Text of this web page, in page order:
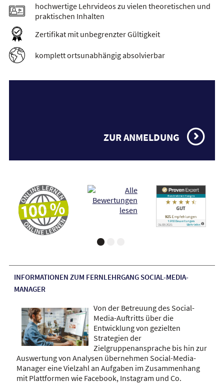
hochwertige Lehrvideos zu vielen theoretischen und
praktischen Inhalten
Zertifikat mit unbegrenzter Gültigkeit
komplett ortsunabhängig absolvierbar
ZUR ANMELDUNG
INFORMATIONEN ZUM FERNLEHRGANG SOCIAL-MEDIA-
MANAGER
Von der Betreuung des Social-
Media-Auftritts über die
Entwicklung von gezielten
Strategien der
Zielgruppenansprache bis hin zur
Auswertung von Analysen übernehmen Social-Media-
Manager eine Vielzahl an Aufgaben im Zusammenhang
mit Plattformen wie Facebook, Instagram und Co.